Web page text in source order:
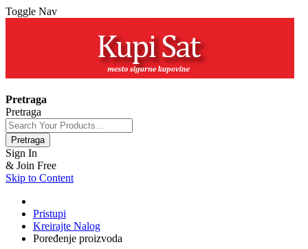
Toggle Nav
Pretraga
Pretraga
Pretraga
Sign In
& Join Free
Skip to Content
Pristupi
Kreirajte Nalog
Poređenje proizvoda